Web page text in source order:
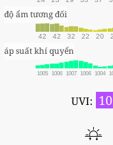
độ ẩm tương đối
42 42 32 22 20
áp suất khí quyển
1005 1006 1007 1006 1004
UVI: 10